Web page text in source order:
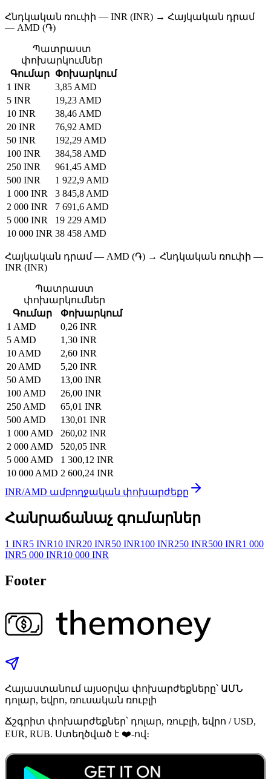
Հնդկական ռուփի — INR (INR) → Հայկական դրամ
— AMD (֏)
Պատրաստ
փոխարկումներ
Գումար
Փոխարկում
1 INR
3,85 AMD
5 INR
19,23 AMD
10 INR
38,46 AMD
20 INR
76,92 AMD
50 INR
192,29 AMD
100 INR
384,58 AMD
250 INR
961,45 AMD
500 INR
1 922,9 AMD
1 000 INR
3 845,8 AMD
2 000 INR
7 691,6 AMD
5 000 INR
19 229 AMD
10 000 INR 38 458 AMD
Հայկական դրամ — AMD (֏) → Հնդկական ռուփի —
INR (INR)
Պատրաստ
փոխարկումներ
Գումար
Փոխարկում
1 AMD
0,26 INR
5 AMD
1,30 INR
10 AMD
2,60 INR
20 AMD
5,20 INR
50 AMD
13,00 INR
100 AMD
26,00 INR
250 AMD
65,01 INR
500 AMD
130,01 INR
1 000 AMD
260,02 INR
2 000 AMD
520,05 INR
5 000 AMD
1 300,12 INR
10 000 AMD 2 600,24 INR
INR/AMD ամբողջական փոխարժեքը
Հանրաճանաչ գումարներ
1 INR5 INR10 INR20 INR50 INR100 INR250 INR500 INR1 000
INR5 000 INR10 000 INR
Footer
Հայաստանում այսօրվա փոխարժեքները՝ ԱՄՆ
դոլար, եվրո, ռուսական ռուբլի
Ճշգրիտ փոխարժեքներ՝ դոլար, ռուբլի, եվրո / USD,
EUR, RUB. Ստեղծված է ❤️-ով։